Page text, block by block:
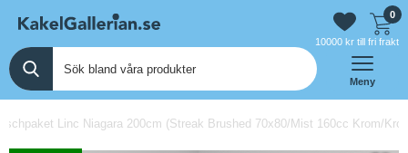
0
10000 kr till fri frakt
Meny
Linc Niagara 200cm (Streak Brushed 70x80/Mist 160cc Krom/